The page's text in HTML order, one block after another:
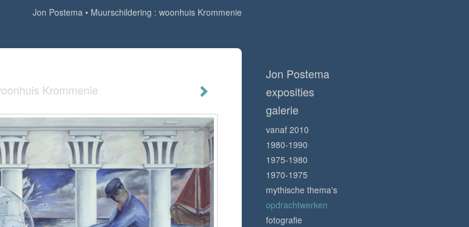
Jon Postema
Muurschildering : woonhuis Krommenie
Krommenie
Jon Postema
exposities
galerie
vanaf 2010
1980-1990
1975-1980
1970-1975
mythische thema's
opdrachtwerken
fotografie